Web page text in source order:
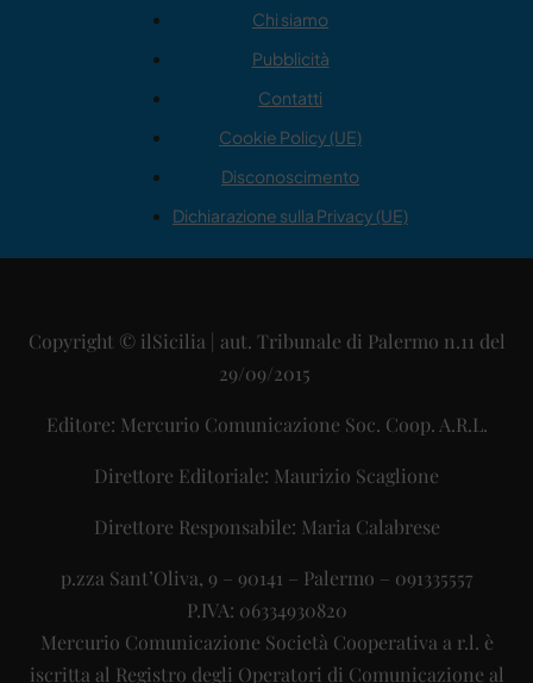
Chi siamo
Pubblicità
Contatti
Cookie Policy (UE)
Disconoscimento
Dichiarazione sulla Privacy (UE)
Copyright © ilSicilia | aut. Tribunale di Palermo n.11 del
29/09/2015
Editore: Mercurio Comunicazione Soc. Coop. A.R.L.
Direttore Editoriale: Maurizio Scaglione
Direttore Responsabile: Maria Calabrese
p.zza Sant’Oliva, 9 – 90141 – Palermo – 091335557
P.IVA: 06334930820
Mercurio Comunicazione Società Cooperativa a r.l. è
iscritta al Registro degli Operatori di Comunicazione al